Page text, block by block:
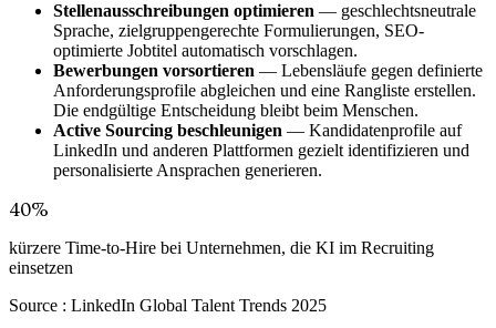
Stellenausschreibungen optimieren — geschlechtsneutrale
Sprache, zielgruppengerechte Formulierungen, SEO-
optimierte Jobtitel automatisch vorschlagen.
Bewerbungen vorsortieren — Lebensläufe gegen definierte
Anforderungsprofile abgleichen und eine Rangliste erstellen.
Die endgültige Entscheidung bleibt beim Menschen.
Active Sourcing beschleunigen — Kandidatenprofile auf
LinkedIn und anderen Plattformen gezielt identifizieren und
personalisierte Ansprachen generieren.
40%
kürzere Time-to-Hire bei Unternehmen, die KI im Recruiting
einsetzen
Source : LinkedIn Global Talent Trends 2025